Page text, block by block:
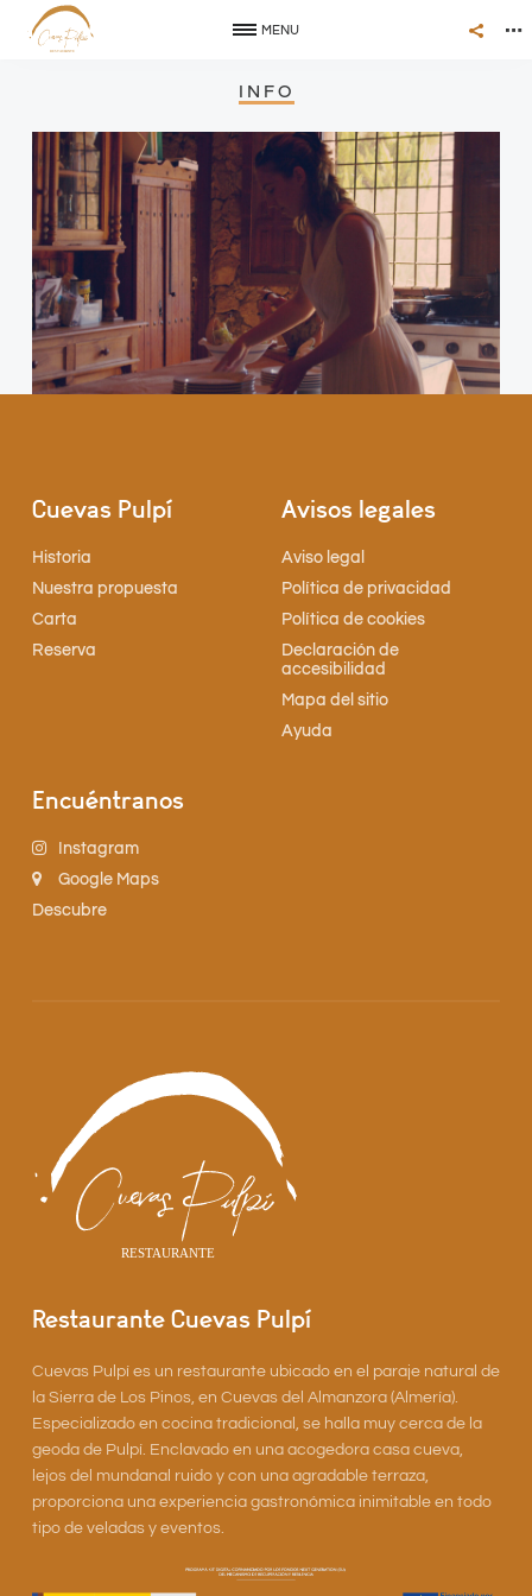
MENU
INFO
Cuevas Pulpí
Historia
Nuestra propuesta
Carta
Reserva
Avisos legales
Aviso legal
Política de privacidad
Política de cookies
Declaración de
accesibilidad
Mapa del sitio
Ayuda
Encuéntranos
Instagram
Google Maps
Descubre
Restaurante Cuevas Pulpí
Cuevas Pulpí es un restaurante ubicado en el paraje natural de
la Sierra de Los Pinos, en Cuevas del Almanzora (Almería).
Especializado en cocina tradicional, se halla muy cerca de la
geoda de Pulpí. Enclavado en una acogedora casa cueva,
lejos del mundanal ruido y con una agradable terraza,
proporciona una experiencia gastronómica inimitable en todo
tipo de veladas y eventos.